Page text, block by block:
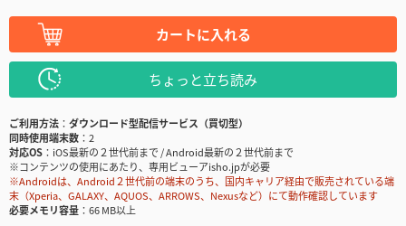
カートに入れる
ちょっと立ち読み
ご利用方法
ダウンロード型配信サービス（買切型）
同時使用端末数
2
対応OS
iOS最新の２世代前まで / Android最新の２世代前まで
※コンテンツの使用にあたり、専用ビューアisho.jpが必要
※Androidは、Android２世代前の端末のうち、国内キャリア経由で販売されている端
末（Xperia、GALAXY、AQUOS、ARROWS、Nexusなど）にて動作確認しています
必要メモリ容量
66 MB以上